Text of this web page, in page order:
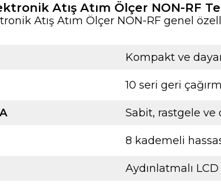
Atış Atım Ölçer NON-RF
Atış Atım Ölçer NON-RF genel
Kompakt ve
10 seri geri
Sabit, rastgele ve
8 kademeli
Aydınlatmalı